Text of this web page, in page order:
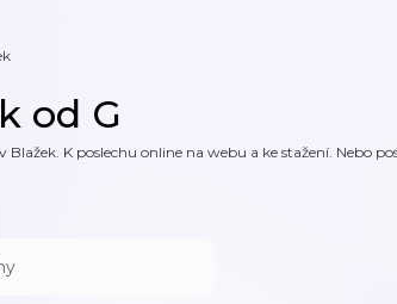
od G
K poslechu online na webu a ke stažení. Nebo